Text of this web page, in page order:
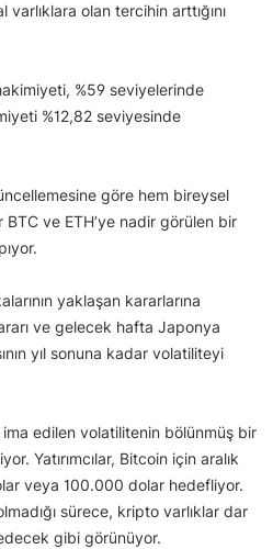
olan tercihin arttığını
%59 seviyelerinde
%12,82 seviyesinde
göre hem bireysel
BTC ve ETH’ye nadir görülen bir
yaklaşan kararlarına
ve gelecek hafta Japonya
yıl sonuna kadar volatiliteyi
edilen volatilitenin bölünmüş bir
Yatırımcılar, Bitcoin için aralık
veya 100.000 dolar hedefliyor.
sürece, kripto varlıklar dar
gibi görünüyor.